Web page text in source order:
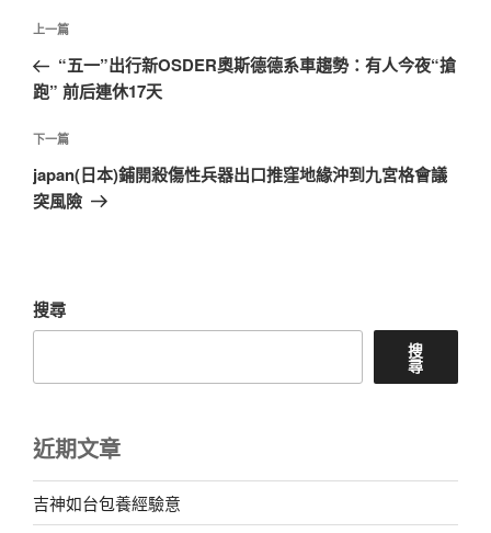
文
導
覽
上
一
篇
章
上一篇
“五一”出行新OSDER奧斯德德系車趨勢：有人今夜“搶
跑” 前后連休17天
下
一
篇
下一篇
japan(日本)鋪開殺傷性兵器出口推窪地緣沖到九宮格會議
突風險
搜尋
搜
尋
近期文章
吉神如台包養經驗意